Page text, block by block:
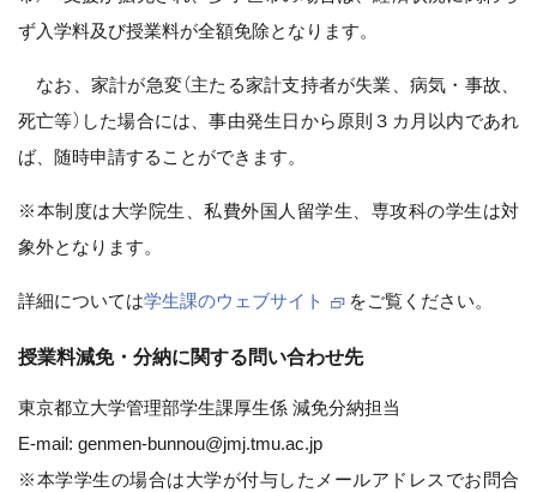
ず入学料及び授業料が全額免除となります。
なお、家計が急変（主たる家計支持者が失業、病気・事故、
死亡等）した場合には、事由発生日から原則３カ月以内であれ
ば、随時申請することができます。
※本制度は大学院生、私費外国人留学生、専攻科の学生は対
象外となります。
詳細については学生課のウェブサイト をご覧ください。
授業料減免・分納に関する問い合わせ先
東京都立大学管理部学生課厚生係 減免分納担当
E-mail: genmen-bunnou@jmj.tmu.ac.jp
※本学学生の場合は大学が付与したメールアドレスでお問合